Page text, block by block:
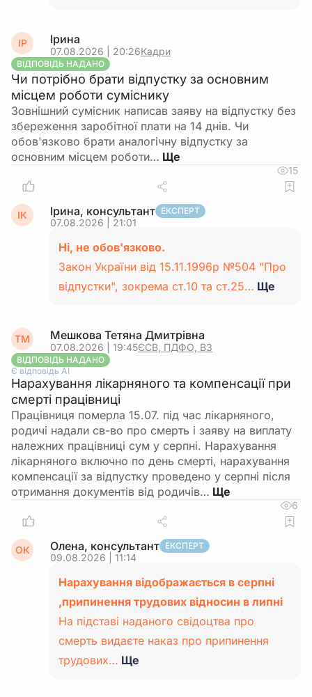
ІР Ірина
07.08.2026 | 20:26Кадри
ВІДПОВІДЬ НАДАНО
Чи потрібно брати відпустку за основним
місцем роботи суміснику
Зовнішний сумісник написав заяву на відпустку без
збереження заробітної плати на 14 днів. Чи
обов'язково брати аналогічну відпустку за
основним місцем роботи…
15
ІК Ірина, консультант ЕКСПЕРТ
07.08.2026 | 21:01
Ні, не обов'язково.
Закон України від 15.11.1996р №504 "Про
відпустки", зокрема ст.10 та ст.25… Ще
ТМ Мешкова Тетяна Дмитрівна
07.08.2026 | 19:45ЄСВ, ПДФО, ВЗ
ВІДПОВІДЬ НАДАНО
Є відповідь АІ
Нарахування лікарняного та компенсації при
смерті працівниці
Працівниця померла 15.07. під час лікарняного,
родичі надали св-во про смерть і заяву на виплату
належних працівниці сум у серпні. Нарахування
лікарняного включно по день смерті, нарахування
компенсації за відпустку проведено у серпні після
отримання документів від родичів…
6
ОК Олена, консультант ЕКСПЕРТ
09.08.2026 | 11:14
Нарахування відображається в серпні
,припинення трудових відносин в липні
На підставі наданого свідоцтва про
смерть видаєте наказ про припинення
трудових… Ще